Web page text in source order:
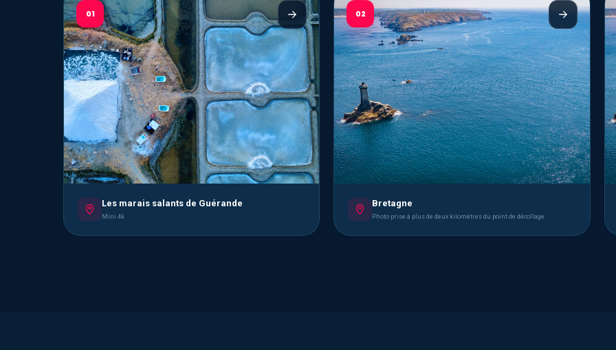
01
Les marais salants de Guérande
Mini 4k
02
Bretagne
Photo prise à plus de deux kilomètres du point de décollage